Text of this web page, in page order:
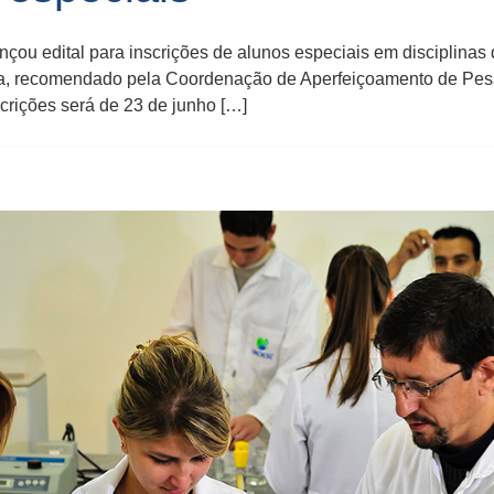
edital para inscrições de alunos especiais em
recomendado pela Coordenação de Aperfeiçoamento de
será de 23 de junho […]